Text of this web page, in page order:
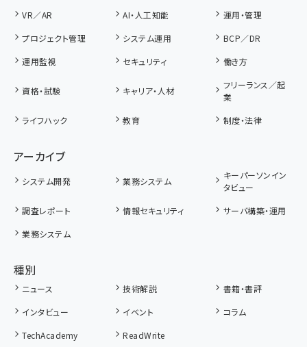
VR／AR
AI・人工知能
運用・管理
プロジェクト管理
システム運用
BCP／DR
運用監視
セキュリティ 働き方
資格・試験 キャリア・人材
フリーランス／起
業
ライフハック
教育 制度・法律
アーカイブ
システム開発 業務システム
キーパーソンイン
タビュー
調査レポート
情報セキュリティ
サーバ構築・運用
業務システム
種別
ニュース 技術解説
書籍・書評
インタビュー
イベント
コラム
TechAcademy
ReadWrite